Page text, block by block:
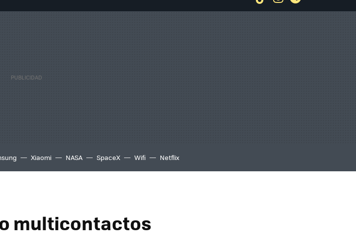
Xiaomi NASA SpaceX Wifi Netflix
multicontactos